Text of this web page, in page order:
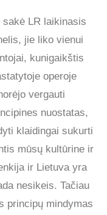
sakė LR laikinasis
jie liko vienui
kunigaikštis
operoje
vergauti
nuostatas,
klaidingai sukurti
mūsų kultūrine ir
ir Lietuva yra
nesikeis. Tačiau
principų mindymas